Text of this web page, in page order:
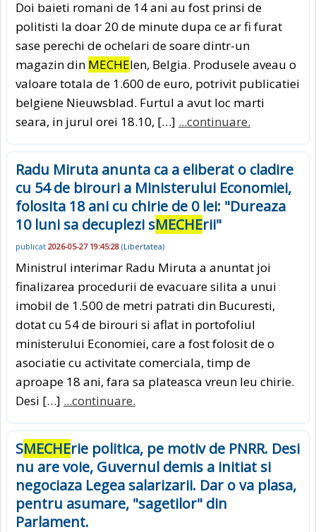
Doi baieti romani de 14 ani au fost prinsi de
politisti la doar 20 de minute dupa ce ar fi furat
sase perechi de ochelari de soare dintr-un
magazin din MECHElen, Belgia. Produsele aveau o
valoare totala de 1.600 de euro, potrivit publicatiei
belgiene Nieuwsblad. Furtul a avut loc marti
seara, in jurul orei 18.10, […] ...continuare.
Radu Miruta anunta ca a eliberat o cladire
cu 54 de birouri a Ministerului Economiei,
folosita 18 ani cu chirie de 0 lei: "Dureaza
10 luni sa decuplezi sMECHErii"
publicat 2026-05-27 19:45:28 (Libertatea)
Ministrul interimar Radu Miruta a anuntat joi
finalizarea procedurii de evacuare silita a unui
imobil de 1.500 de metri patrati din Bucuresti,
dotat cu 54 de birouri si aflat in portofoliul
ministerului Economiei, care a fost folosit de o
asociatie cu activitate comerciala, timp de
aproape 18 ani, fara sa plateasca vreun leu chirie.
Desi […] ...continuare.
SMECHErie politica, pe motiv de PNRR. Desi
nu are voie, Guvernul demis a initiat si
negociaza Legea salarizarii. Dar o va plasa,
pentru asumare, "sagetilor" din
Parlament.